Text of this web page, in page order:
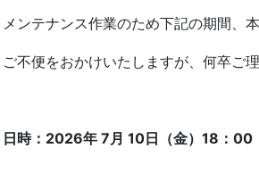
メンテナンス作業のため下記の期間、
ご不便をおかけいたしますが、何卒ご
日時：2026年 7月 10日（金）18：